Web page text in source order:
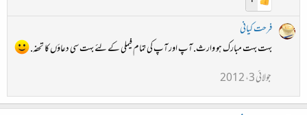
فرحت کیانی
بہت بہت مبارک ہو وارث. آپ اور آپ کی تمام فیملی کے لئے بہت سی دعاؤں کا تحفہ.
جولائی 3، 2012